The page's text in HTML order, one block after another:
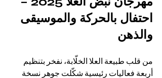
احتفال بالحركة والموسيقى
والذهن
من قلب طبيعة العلا الخلّابة، نفخر بتنظيم
أربعة فعاليات رئيسية شكّلت جوهر نسخة